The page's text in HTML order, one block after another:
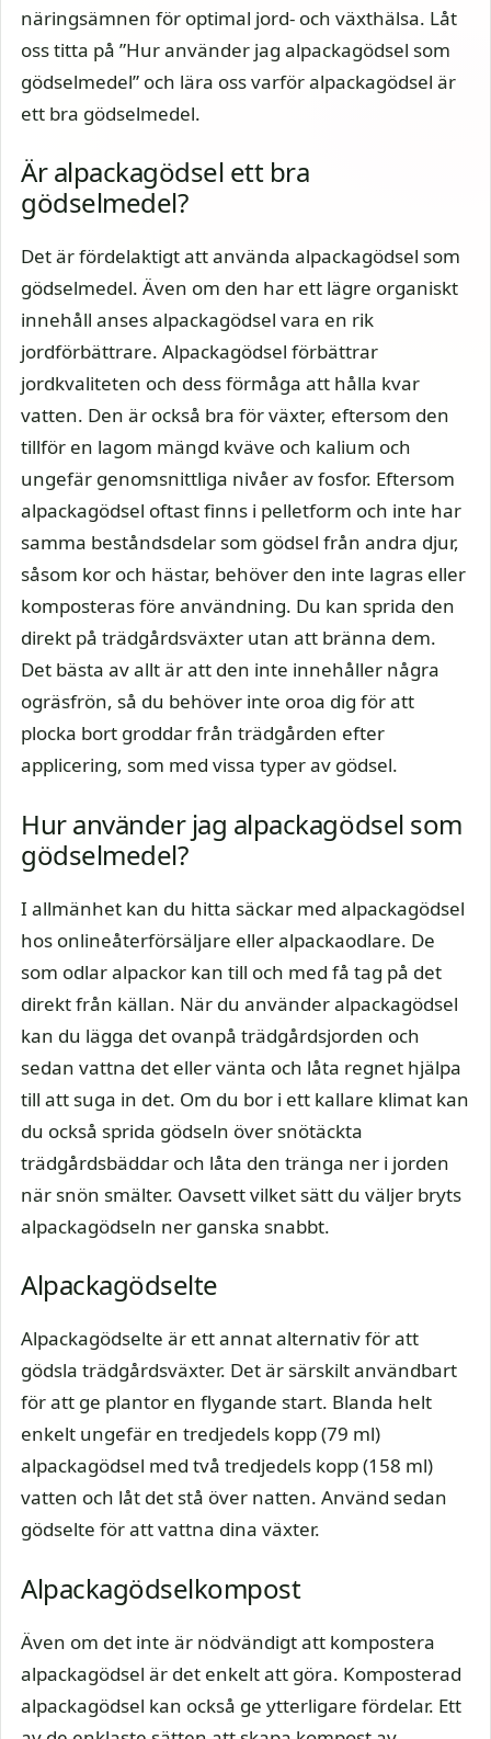
näringsämnen för optimal jord- och växthälsa. Låt
oss titta på ”Hur använder jag alpackagödsel som
gödselmedel” och lära oss varför alpackagödsel är
ett bra gödselmedel.
Är alpackagödsel ett bra
gödselmedel?
Det är fördelaktigt att använda alpackagödsel som
gödselmedel. Även om den har ett lägre organiskt
innehåll anses alpackagödsel vara en rik
jordförbättrare. Alpackagödsel förbättrar
jordkvaliteten och dess förmåga att hålla kvar
vatten. Den är också bra för växter, eftersom den
tillför en lagom mängd kväve och kalium och
ungefär genomsnittliga nivåer av fosfor. Eftersom
alpackagödsel oftast finns i pelletform och inte har
samma beståndsdelar som gödsel från andra djur,
såsom kor och hästar, behöver den inte lagras eller
komposteras före användning. Du kan sprida den
direkt på trädgårdsväxter utan att bränna dem.
Det bästa av allt är att den inte innehåller några
ogräsfrön, så du behöver inte oroa dig för att
plocka bort groddar från trädgården efter
applicering, som med vissa typer av gödsel.
Hur använder jag alpackagödsel som
gödselmedel?
I allmänhet kan du hitta säckar med alpackagödsel
hos onlineåterförsäljare eller alpackaodlare. De
som odlar alpackor kan till och med få tag på det
direkt från källan. När du använder alpackagödsel
kan du lägga det ovanpå trädgårdsjorden och
sedan vattna det eller vänta och låta regnet hjälpa
till att suga in det. Om du bor i ett kallare klimat kan
du också sprida gödseln över snötäckta
trädgårdsbäddar och låta den tränga ner i jorden
när snön smälter. Oavsett vilket sätt du väljer bryts
alpackagödseln ner ganska snabbt.
Alpackagödselte
Alpackagödselte är ett annat alternativ för att
gödsla trädgårdsväxter. Det är särskilt användbart
för att ge plantor en flygande start. Blanda helt
enkelt ungefär en tredjedels kopp (79 ml)
alpackagödsel med två tredjedels kopp (158 ml)
vatten och låt det stå över natten. Använd sedan
gödselte för att vattna dina växter.
Alpackagödselkompost
Även om det inte är nödvändigt att kompostera
alpackagödsel är det enkelt att göra. Komposterad
alpackagödsel kan också ge ytterligare fördelar. Ett